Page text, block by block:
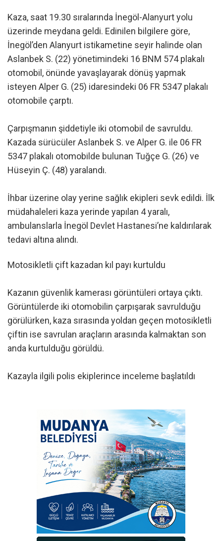
Kaza, saat 19.30 sıralarında İnegöl-Alanyurt yolu
üzerinde meydana geldi. Edinilen bilgilere göre,
İnegöl’den Alanyurt istikametine seyir halinde olan
Aslanbek S. (22) yönetimindeki 16 BNM 574 plakalı
otomobil, önünde yavaşlayarak dönüş yapmak
isteyen Alper G. (25) idaresindeki 06 FR 5347 plakalı
otomobile çarptı.
Çarpışmanın şiddetiyle iki otomobil de savruldu.
Kazada sürücüler Aslanbek S. ve Alper G. ile 06 FR
5347 plakalı otomobilde bulunan Tuğçe G. (26) ve
Hüseyin Ç. (48) yaralandı.
İhbar üzerine olay yerine sağlık ekipleri sevk edildi. İlk
müdahaleleri kaza yerinde yapılan 4 yaralı,
ambulanslarla İnegöl Devlet Hastanesi’ne kaldırılarak
tedavi altına alındı.
Motosikletli çift kazadan kıl payı kurtuldu
Kazanın güvenlik kamerası görüntüleri ortaya çıktı.
Görüntülerde iki otomobilin çarpışarak savrulduğu
görülürken, kaza sırasında yoldan geçen motosikletli
çiftin ise savrulan araçların arasında kalmaktan son
anda kurtulduğu görüldü.
Kazayla ilgili polis ekiplerince inceleme başlatıldı